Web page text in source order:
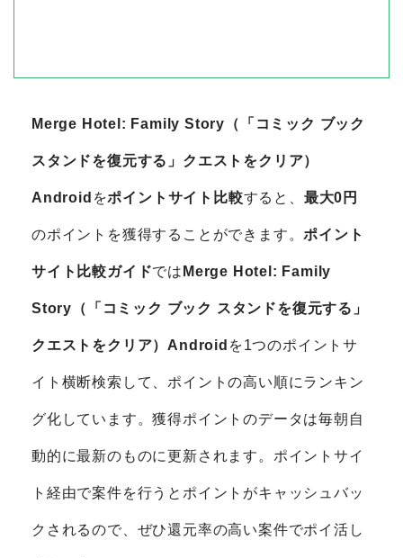
Merge Hotel: Family Story（「コミック ブック
スタンドを復元する」クエストをクリア）
Android をポイントサイト比較すると、 最大0円
のポイントを獲得することができます。ポイント
サイト比較ガイドでは Merge Hotel: Family
Story（「コミック ブック スタンドを復元する」
クエストをクリア）Android を1つのポイントサ
イト横断検索して、ポイントの高い順にランキン
グ化しています。獲得ポイントのデータは毎朝自
動的に最新のものに更新されます。ポイントサイ
ト経由で案件を行うとポイントがキャッシュバッ
クされるので、ぜひ還元率の高い案件でポイ活し